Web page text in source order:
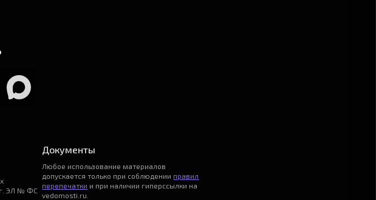
г. ЭЛ № ФС
Документы
Любое использование материалов
допускается только при соблюденииправил
перепечатки и при наличии гиперссылки на
vedomosti.ru.